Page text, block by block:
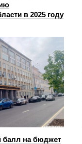
в 2025 году
балл на бюджет